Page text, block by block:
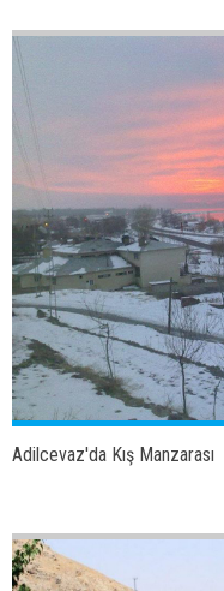
Burhan Akar'ın Objektifinden;
Aygır Gölü